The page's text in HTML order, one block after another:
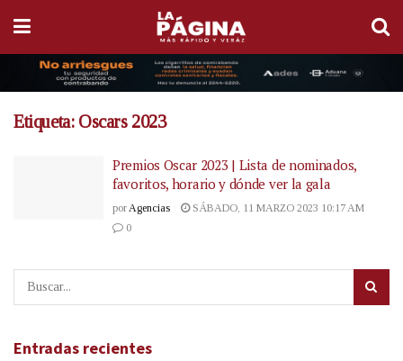
Etiqueta: Oscars 2023
Premios Oscar 2023 | Lista de nominados,
favoritos, horario y dónde ver la gala
por Agencias
SÁBADO, 11 MARZO 2023 10:17 AM
0
Entradas recientes